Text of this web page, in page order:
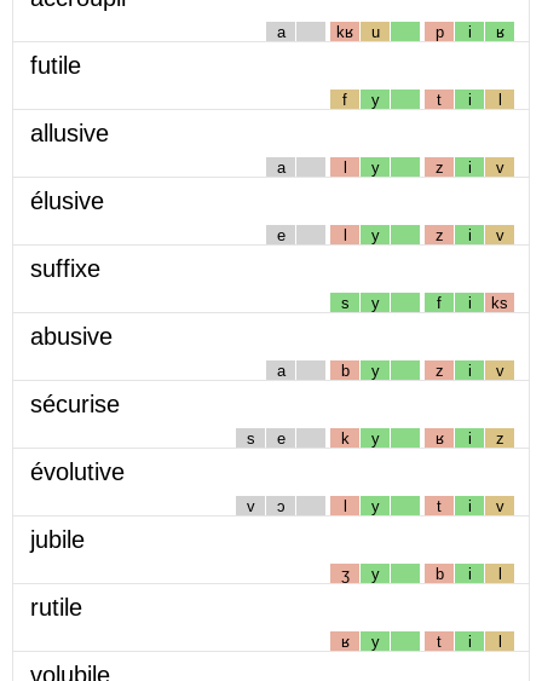
a kʁ u p i ʁ
futile
f y t i l
allusive
a l y z i v
élusive
e l y z i v
suffixe
s y f i ks
abusive
a b y z i v
sécurise
s e k y ʁ i z
évolutive
v ɔ l y t i v
jubile
ʒ y b i l
rutile
ʁ y t i l
volubile